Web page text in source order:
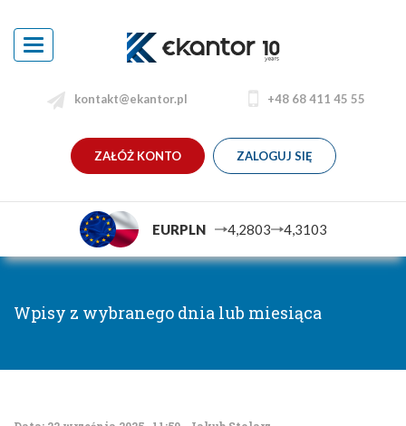
Toggle
navigation
kontakt@ekantor.pl +48 68 411 45 55
ZAŁÓŻ KONTO ZALOGUJ SIĘ
EURPLN 4,2803 4,3103
Wpisy z wybranego dnia lub miesiąca